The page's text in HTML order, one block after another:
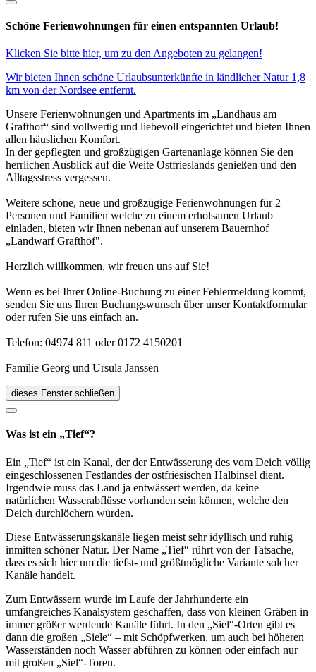
Schöne Ferienwohnungen für einen entspannten Urlaub!
Klicken Sie bitte hier, um zu den Angeboten zu gelangen!
Wir bieten Ihnen schöne Urlaubsunterkünfte in ländlicher Natur 1,8
km von der Nordsee entfernt.
Unsere Ferienwohnungen und Apartments im „Landhaus am
Grafthof“ sind vollwertig und liebevoll eingerichtet und bieten Ihnen
allen häuslichen Komfort.
In der gepflegten und großzügigen Gartenanlage können Sie den
herrlichen Ausblick auf die Weite Ostfrieslands genießen und den
Alltagsstress vergessen.
Weitere schöne, neue und großzügige Ferienwohnungen für 2
Personen und Familien welche zu einem erholsamen Urlaub
einladen, bieten wir Ihnen nebenan auf unserem Bauernhof
„Landwarf Grafthof".
Herzlich willkommen, wir freuen uns auf Sie!
Wenn es bei Ihrer Online-Buchung zu einer Fehlermeldung kommt,
senden Sie uns Ihren Buchungswunsch über unser Kontaktformular
oder rufen Sie uns einfach an.
Telefon: 04974 811 oder 0172 4150201
Familie Georg und Ursula Janssen
dieses Fenster schließen
Was ist ein „Tief“?
Ein „Tief“ ist ein Kanal, der der Entwässerung des vom Deich völlig
eingeschlossenen Festlandes der ostfriesischen Halbinsel dient.
Irgendwie muss das Land ja entwässert werden, da keine
natürlichen Wasserabflüsse vorhanden sein können, welche den
Deich durchlöchern würden.
Diese Entwässerungskanäle liegen meist sehr idyllisch und ruhig
inmitten schöner Natur. Der Name „Tief“ rührt von der Tatsache,
dass es sich hier um die tiefst- und größtmögliche Variante solcher
Kanäle handelt.
Zum Entwässern wurde im Laufe der Jahrhunderte ein
umfangreiches Kanalsystem geschaffen, dass von kleinen Gräben in
immer größer werdende Kanäle führt. In den „Siel“-Orten gibt es
dann die großen „Siele“ – mit Schöpfwerken, um auch bei höheren
Wasserständen noch Wasser abführen zu können oder einfach nur
mit großen „Siel“-Toren.